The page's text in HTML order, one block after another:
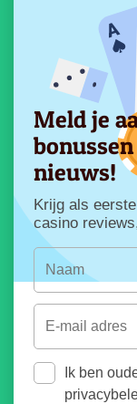
Meld je
nieuws!
Krijg als
casino
Ik ben